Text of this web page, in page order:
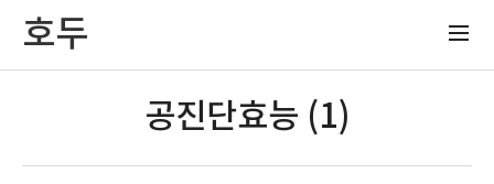
호두
공진단효능 (1)